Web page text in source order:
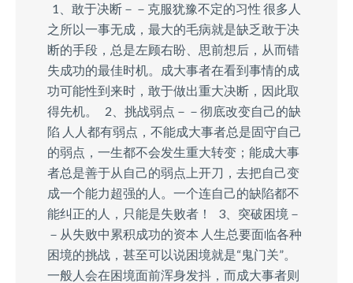
1、敢于决断－－克服犹豫不定的习性 很多人
之所以一事无成，最大的毛病就是缺乏敢于决
断的手段，总是左顾右盼、思前想后，从而错
失成功的最佳时机。成大事者在看到事情的成
功可能性到来时，敢于做出重大决断，因此取
得先机。 2、挑战弱点－－彻底改变自己的缺
陷 人人都有弱点，不能成大事者总是固守自己
的弱点，一生都不会发生重大转变；能成大事
者总是善于从自己的弱点上开刀，去把自己变
成一个能力超强的人。一个连自己的缺陷都不
能纠正的人，只能是失败者！ 3、突破困境－
－从失败中累积成功的资本 人生总要面临各种
困境的挑战，甚至可以说困境就是“鬼门关”。
一般人会在困境面前浑身发抖，而成大事者则